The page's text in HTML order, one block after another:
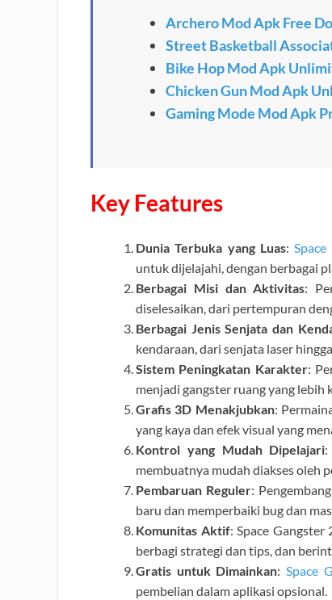
Archero Mod Apk Free
Street Basketball
Bike Hop Mod Apk
Chicken Gun Mod Apk
Gaming Mode Mod Apk
Key Features
Dunia Terbuka yang Luas:
untuk dijelajahi, dengan berbagai
Berbagai Misi dan Aktivitas:
diselesaikan, dari pertempuran
Berbagai Jenis Senjata dan
kendaraan, dari senjata laser
Sistem Peningkatan Karakter:
menjadi gangster ruang yang lebih
Grafis 3D Menakjubkan:
yang kaya dan efek visual yang
Kontrol yang Mudah Dipelajari
membuatnya mudah diakses oleh
Pembaruan Reguler:
baru dan memperbaiki bug dan
Komunitas Aktif: Space
berbagi strategi dan tips, dan
Gratis untuk Dimainkan:Space
pembelian dalam aplikasi opsional.